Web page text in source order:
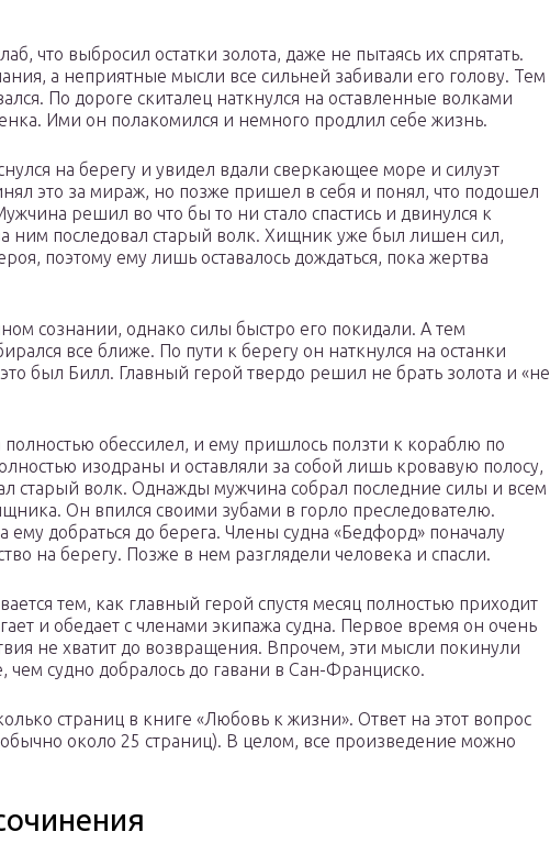
что выбросил остатки золота, даже не пытаясь их спрятать.
а неприятные мысли все сильней забивали его голову. Тем
По дороге скиталец наткнулся на оставленные волками
Ими он полакомился и немного продлил себе жизнь.
на берегу и увидел вдали сверкающее море и силуэт
это за мираж, но позже пришел в себя и понял, что подошел
решил во что бы то ни стало спастись и двинулся к
ним последовал старый волк. Хищник уже был лишен сил,
поэтому ему лишь оставалось дождаться, пока жертва
сознании, однако силы быстро его покидали. А тем
все ближе. По пути к берегу он наткнулся на останки
был Билл. Главный герой твердо решил не брать золота и «не
обессилел, и ему пришлось ползти к кораблю по
изодраны и оставляли за собой лишь кровавую полосу,
старый волк. Однажды мужчина собрал последние силы и всем
Он впился своими зубами в горло преследователю.
ему добраться до берега. Члены судна «Бедфорд» поначалу
на берегу. Позже в нем разглядели человека и спасли.
тем, как главный герой спустя месяц полностью приходит
и обедает с членами экипажа судна. Первое время он очень
не хватит до возвращения. Впрочем, эти мысли покинули
чем судно добралось до гавани в Сан-Франциско.
страниц в книге «Любовь к жизни». Ответ на этот вопрос
около 25 страниц). В целом, все произведение можно